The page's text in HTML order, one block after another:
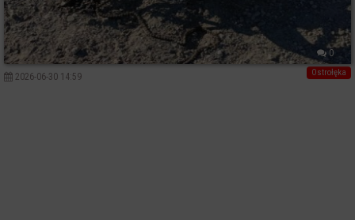
0
Ostrołęka
2026-06-30 14:59